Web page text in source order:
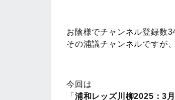
お陰様でチャンネル登録数
その浦議チャンネルですが
今回は
「 浦和レッズ川柳2025：3